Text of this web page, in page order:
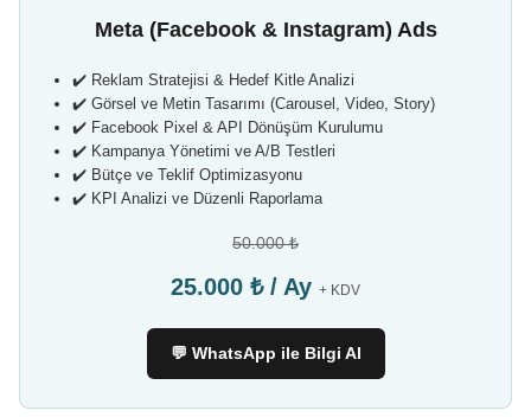
Meta (Facebook & Instagram) Ads
✔️ Reklam Stratejisi & Hedef Kitle Analizi
✔️ Görsel ve Metin Tasarımı (Carousel, Video, Story)
✔️ Facebook Pixel & API Dönüşüm Kurulumu
✔️ Kampanya Yönetimi ve A/B Testleri
✔️ Bütçe ve Teklif Optimizasyonu
✔️ KPI Analizi ve Düzenli Raporlama
50.000 ₺
25.000 ₺ / Ay + KDV
💬 WhatsApp ile Bilgi Al